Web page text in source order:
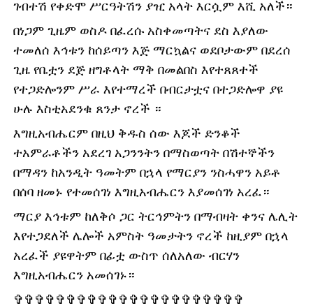
ገብተሽ የቀድሞ ሥርዓትሽን ያዢ አላት እርሷም እሺ አለች።
በነጋም ጊዜም ወስዶ በፈረሱ አስቀመጣትና ደስ እያለው
ተመለሰ እኅቱን ከሰይጣን እጅ ማርኳልና ወደቦታውም በደረሰ
ጊዜ የቤቷን ደጅ ዘግቶላት ማቅ በመልበስ እየተጸጸተች
የተጋድሎንም ሥራ እየተማረች በብርታቷና በተጋድሎዋ ያዩ
ሁሉ እስቲአደንቁ ጸንታ ኖረች ።
እግዚአብሔርም በዚህ ቅዱስ ሰው እጆች ድንቆች
ተአምራቶችን አደረገ አጋንንትን በማስወጣት በሽተኞችን
በማዳን ከአንዲት ዓመትም በኋላ የማርያን ንስሓዋን አይቶ
በሰባ ዘመኑ የተመሰገነ እግዚአብሔርን እያመሰገነ አረፈ።
ማርያ እኅቱም ከለቅሶ ጋር ትርኅምትን በማብዛት ቀንና ሌሊት
እየተጋደለች ሌሎች አምስት ዓመታትን ኖረች ከዚያም በኋላ
አረፈች ያዩዋትም በፊቷ ውስጥ ሰለአለው ብርሃን
እግዚአብሔርን አመሰገኑ።
✞✞✞✞✞✞✞✞✞✞✞✞✞✞✞✞✞✞✞✞✞✞